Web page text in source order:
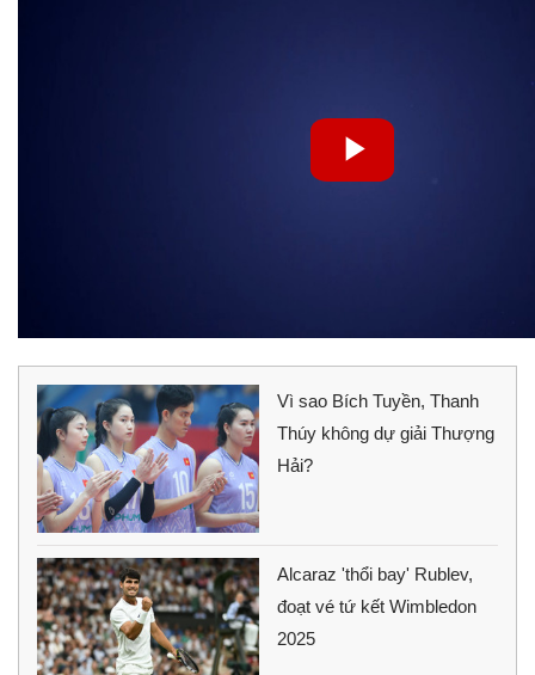
Vì sao Bích Tuyền, Thanh
Thúy không dự giải Thượng
Hải?
Alcaraz 'thổi bay' Rublev,
đoạt vé tứ kết Wimbledon
2025